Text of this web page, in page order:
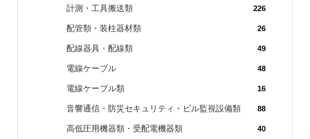
計測・工具搬送類 226
配管類・装柱器材類 26
配線器具・配線類 49
電線ケーブル 48
電線ケーブル類 16
音響通信・防災セキュリティ・ビル監視設備類 88
高低圧用機器類・受配電機器類 40